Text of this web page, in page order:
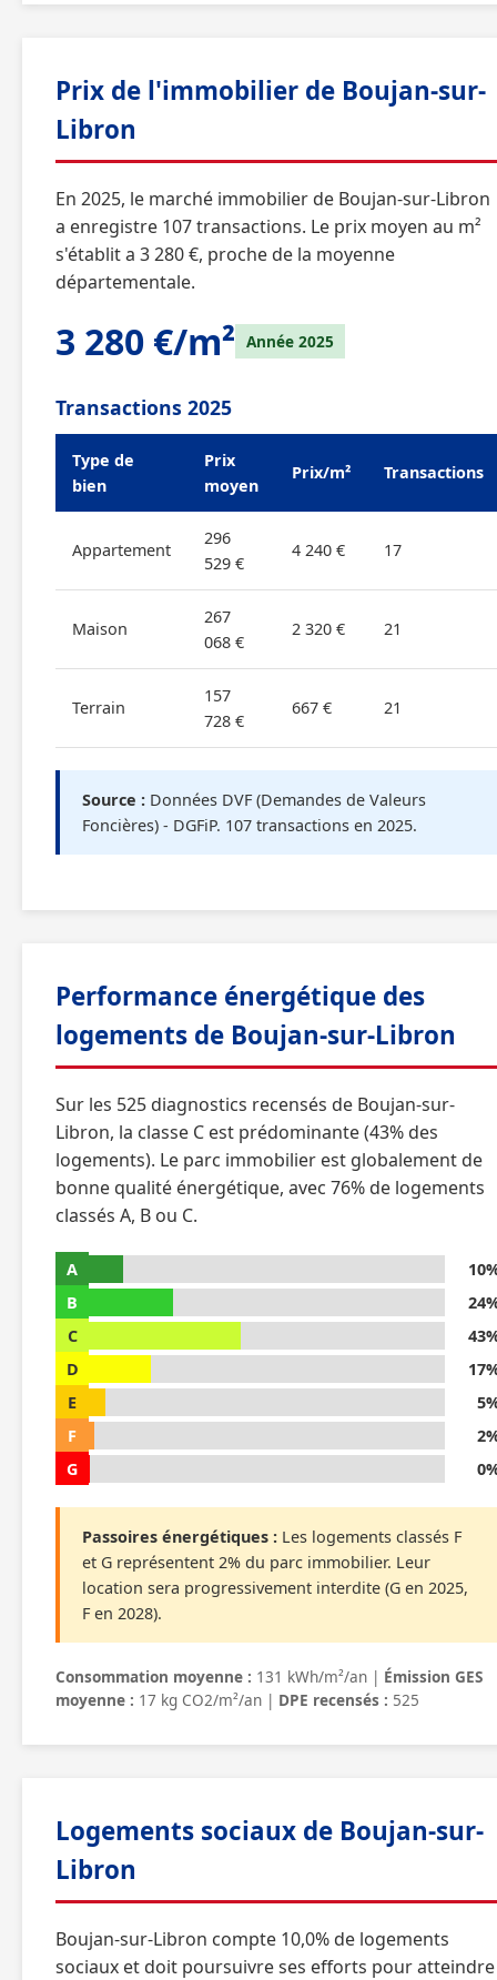
Prix de l'immobilier de Boujan-sur-
Libron
En 2025, le marché immobilier de Boujan-sur-Libron
a enregistre 107 transactions. Le prix moyen au m²
s'établit a 3 280 €, proche de la moyenne
départementale.
3 280 €/m² Année 2025
Transactions 2025
Type de
bien
Prix
moyen
Prix/m² Transactions
Appartement
296
529 €
4 240 € 17
Maison
267
068 €
2 320 € 21
Terrain
157
728 €
667 € 21
Source : Données DVF (Demandes de Valeurs
Foncières) - DGFiP. 107 transactions en 2025.
Performance énergétique des
logements de Boujan-sur-Libron
Sur les 525 diagnostics recensés de Boujan-sur-
Libron, la classe C est prédominante (43% des
logements). Le parc immobilier est globalement de
bonne qualité énergétique, avec 76% de logements
classés A, B ou C.
A
B
C
D
E
F
G
Passoires énergétiques : Les logements classés F
et G représentent 2% du parc immobilier. Leur
location sera progressivement interdite (G en 2025,
F en 2028).
Consommation moyenne : 131 kWh/m²/an | Émission GES
moyenne : 17 kg CO2/m²/an | DPE recensés : 525
Logements sociaux de Boujan-sur-
Libron
Boujan-sur-Libron compte 10,0% de logements
sociaux et doit poursuivre ses efforts pour atteindre